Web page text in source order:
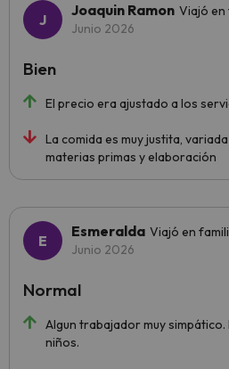
Joaquin Ramon Viajó en
Junio 2026
El precio era ajustado a los
La comida es muy justita,
materias primas y elaboración
Bien
Esmeralda Viajó en
Junio 2026
Algun trabajador muy
niños.
Normal